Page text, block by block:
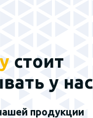
Санкт-
стоит
у нас
продукции